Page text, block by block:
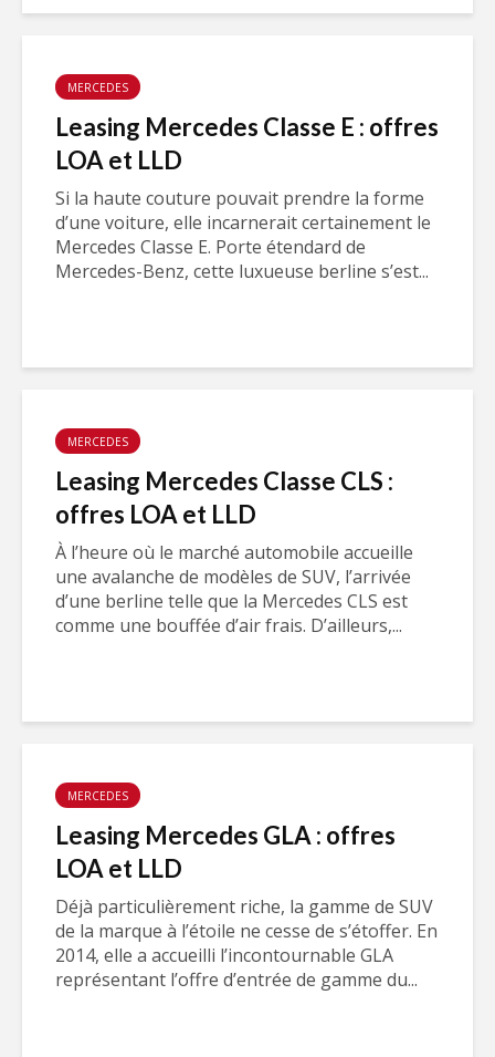
MERCEDES
Leasing Mercedes Classe E : offres
LOA et LLD
Si la haute couture pouvait prendre la forme
d’une voiture, elle incarnerait certainement le
Mercedes Classe E. Porte étendard de
Mercedes-Benz, cette luxueuse berline s’est...
MERCEDES
Leasing Mercedes Classe CLS :
offres LOA et LLD
À l’heure où le marché automobile accueille
une avalanche de modèles de SUV, l’arrivée
d’une berline telle que la Mercedes CLS est
comme une bouffée d’air frais. D’ailleurs,...
MERCEDES
Leasing Mercedes GLA : offres
LOA et LLD
Déjà particulièrement riche, la gamme de SUV
de la marque à l’étoile ne cesse de s’étoffer. En
2014, elle a accueilli l’incontournable GLA
représentant l’offre d’entrée de gamme du...